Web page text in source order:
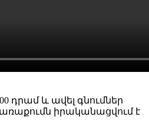
դրամ և ավել գնումներ
իրականացվում է